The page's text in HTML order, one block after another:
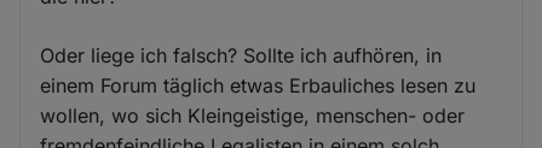
Oder liege ich falsch? Sollte ich aufhören, in
einem Forum täglich etwas Erbauliches lesen zu
wollen, wo sich Kleingeistige, menschen- oder